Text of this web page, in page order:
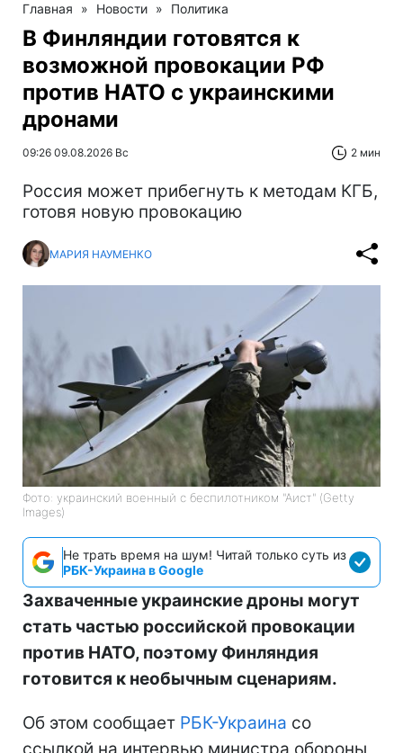
Главная » Новости » Политика
В Финляндии готовятся к
возможной провокации РФ
против НАТО с украинскими
дронами
09:26 09.08.2026 Вс 2 мин
Россия может прибегнуть к методам КГБ,
готовя новую провокацию
МАРИЯ НАУМЕНКО
Фото: украинский военный с беспилотником "Аист" (Getty
Images)
Не трать время на шум! Читай только суть из
РБК-Украина в Google
Захваченные украинские дроны могут
стать частью российской провокации
против НАТО, поэтому Финляндия
готовится к необычным сценариям.
Об этом сообщает РБК-Украина со
ссылкой на интервью министра обороны